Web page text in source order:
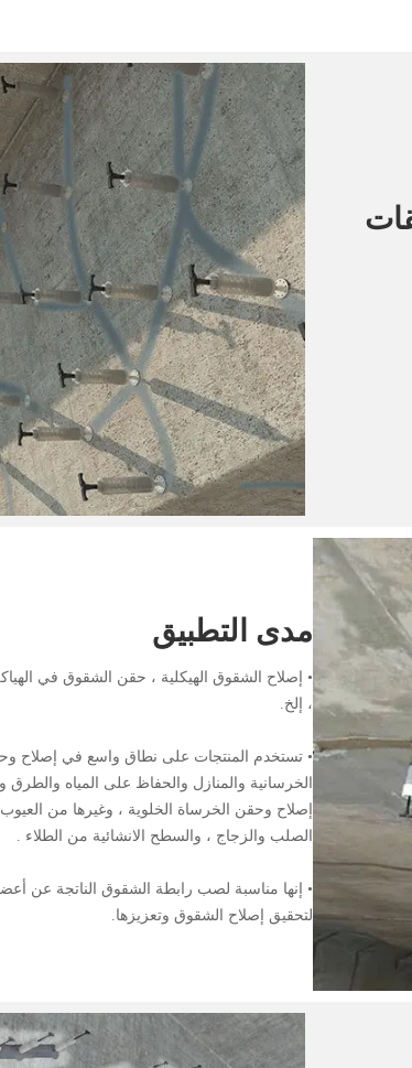
مدى التطبيق
• إصلاح الشقوق الهيكلية ، حقن الشقوق في
، إلخ.
• تستخدم المنتجات على نطاق واسع في إصلاح
الخرسانية والمنازل والحفاظ على المياه والطرق
إصلاح وحقن الخرساة الخلوية ، وغيرها من العيوب
الصلب والزجاج ، والسطح الانشائية من الطلاء .
• إنها مناسبة لصب رابطة الشقوق الناتجة عن
لتحقيق إصلاح الشقوق وتعزيزها.